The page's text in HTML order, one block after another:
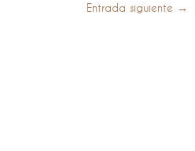
Entrada siguiente →